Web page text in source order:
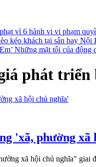
vì 6 hành vi vi phạm
kéo khách tại sân bay Nội
Những mặt tối của động
phát triển
'xã, phường xã
xã hội chủ nghĩa" giai